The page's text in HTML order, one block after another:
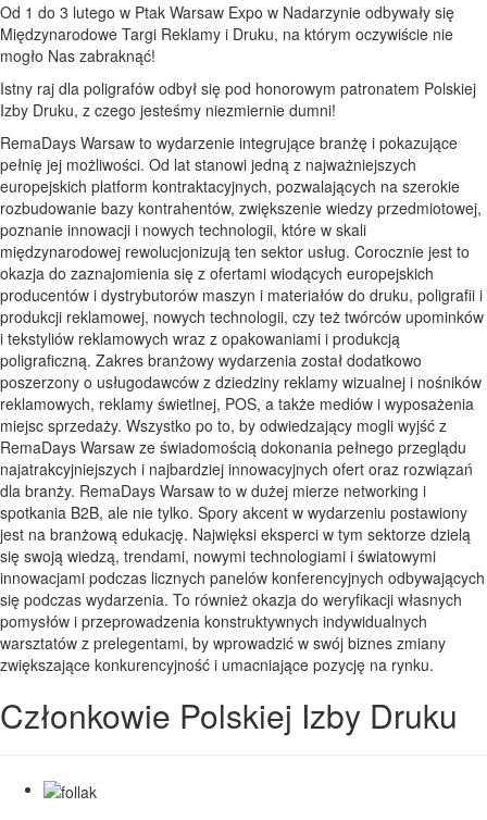
Od 1 do 3 lutego w Ptak Warsaw Expo w Nadarzynie odbywały się
Międzynarodowe Targi Reklamy i Druku, na którym oczywiście nie
mogło Nas zabraknąć!
Istny raj dla poligrafów odbył się pod honorowym patronatem Polskiej
Izby Druku, z czego jesteśmy niezmiernie dumni!
RemaDays Warsaw to wydarzenie integrujące branżę i pokazujące
pełnię jej możliwości. Od lat stanowi jedną z najważniejszych
europejskich platform kontraktacyjnych, pozwalających na szerokie
rozbudowanie bazy kontrahentów, zwiększenie wiedzy przedmiotowej,
poznanie innowacji i nowych technologii, które w skali
międzynarodowej rewolucjonizują ten sektor usług. Corocznie jest to
okazja do zaznajomienia się z ofertami wiodących europejskich
producentów i dystrybutorów maszyn i materiałów do druku, poligrafii i
produkcji reklamowej, nowych technologii, czy też twórców upominków
i tekstyliów reklamowych wraz z opakowaniami i produkcją
poligraficzną. Zakres branżowy wydarzenia został dodatkowo
poszerzony o usługodawców z dziedziny reklamy wizualnej i nośników
reklamowych, reklamy świetlnej, POS, a także mediów i wyposażenia
miejsc sprzedaży. Wszystko po to, by odwiedzający mogli wyjść z
RemaDays Warsaw ze świadomością dokonania pełnego przeglądu
najatrakcyjniejszych i najbardziej innowacyjnych ofert oraz rozwiązań
dla branży. RemaDays Warsaw to w dużej mierze networking i
spotkania B2B, ale nie tylko. Spory akcent w wydarzeniu postawiony
jest na branżową edukację. Najwięksi eksperci w tym sektorze dzielą
się swoją wiedzą, trendami, nowymi technologiami i światowymi
innowacjami podczas licznych panelów konferencyjnych odbywających
się podczas wydarzenia. To również okazja do weryfikacji własnych
pomysłów i przeprowadzenia konstruktywnych indywidualnych
warsztatów z prelegentami, by wprowadzić w swój biznes zmiany
zwiększające konkurencyjność i umacniające pozycję na rynku.
Członkowie Polskiej Izby Druku